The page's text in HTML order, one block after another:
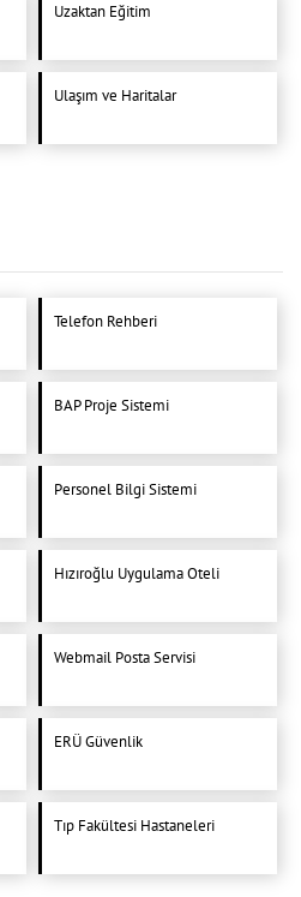
Uzaktan Eğitim
Ulaşım ve Haritalar
Telefon Rehberi
BAP Proje Sistemi
Personel Bilgi Sistemi
Hızıroğlu Uygulama Oteli
Webmail Posta Servisi
ERÜ Güvenlik
Tıp Fakültesi Hastaneleri